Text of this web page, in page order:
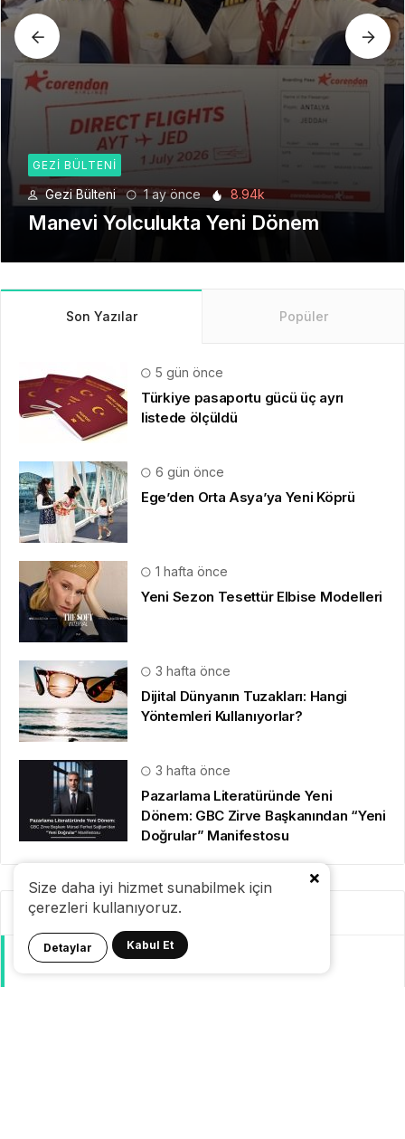
Size daha iyi hizmet sunabilmek için
çerezleri kullanıyoruz.
Detaylar Kabul Et
GEZI BÜLTENI
Gezi Bülteni 1 ay önce 8.94k
Manevi Yolculukta Yeni Dönem
Son Yazılar Popüler
5 gün önce
Türkiye pasaportu gücü üç ayrı
listede ölçüldü
6 gün önce
Ege’den Orta Asya’ya Yeni Köprü
1 hafta önce
Yeni Sezon Tesettür Elbise Modelleri
3 hafta önce
Dijital Dünyanın Tuzakları: Hangi
Yöntemleri Kullanıyorlar?
3 hafta önce
Pazarlama Literatüründe Yeni
Dönem: GBC Zirve Başkanından “Yeni
Doğrular” Manifestosu
Kategoriler
GeziBlog